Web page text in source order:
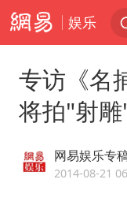
娱乐
专访《名
将拍"射
网易娱乐专
2014-08-21